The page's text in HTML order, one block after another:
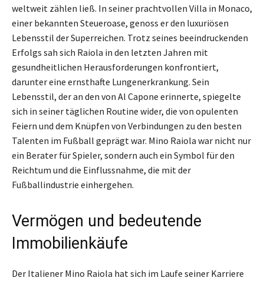
weltweit zählen ließ. In seiner prachtvollen Villa in Monaco,
einer bekannten Steueroase, genoss er den luxuriösen
Lebensstil der Superreichen. Trotz seines beeindruckenden
Erfolgs sah sich Raiola in den letzten Jahren mit
gesundheitlichen Herausforderungen konfrontiert,
darunter eine ernsthafte Lungenerkrankung. Sein
Lebensstil, der an den von Al Capone erinnerte, spiegelte
sich in seiner täglichen Routine wider, die von opulenten
Feiern und dem Knüpfen von Verbindungen zu den besten
Talenten im Fußball geprägt war. Mino Raiola war nicht nur
ein Berater für Spieler, sondern auch ein Symbol für den
Reichtum und die Einflussnahme, die mit der
Fußballindustrie einhergehen.
Vermögen und bedeutende
Immobilienkäufe
Der Italiener Mino Raiola hat sich im Laufe seiner Karriere